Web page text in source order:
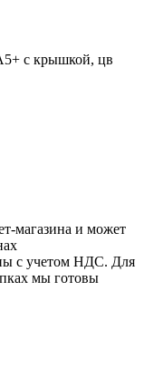
с крышкой, цв
магазина и может
с учетом НДС. Для
мы готовы